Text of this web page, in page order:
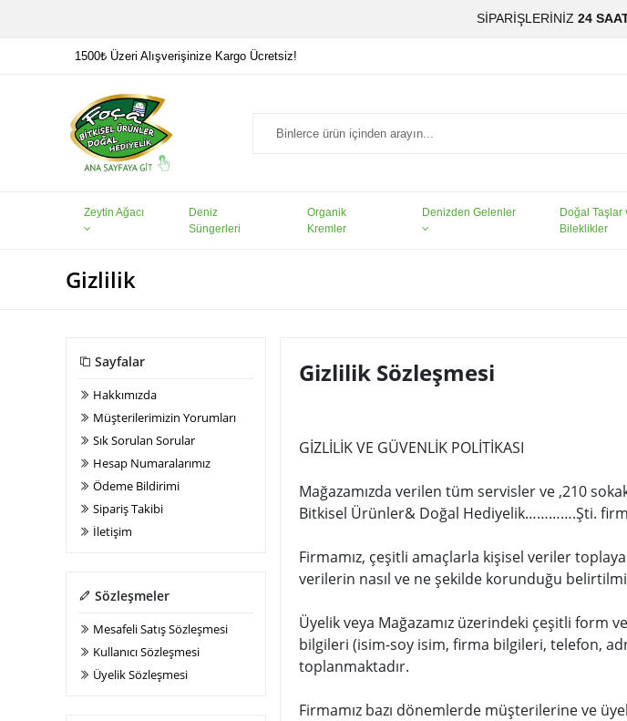
SİPARİŞLERİNİZ 24
1500₺ Üzeri Alışverişinize Kargo Ücretsiz!
Zeytin Ağacı
Deniz
Süngerleri
Organik
Kremler
Denizden Gelenler
Doğal Taşlar
Bileklikler
Gizlilik
Sayfalar
Hakkımızda
Müşterilerimizin Yorumları
Sık Sorulan Sorular
Hesap Numaralarımız
Ödeme Bildirimi
Sipariş Takibi
İletişim
Sözleşmeler
Mesafeli Satış Sözleşmesi
Kullanıcı Sözleşmesi
Üyelik Sözleşmesi
Gizlilik Sözleşmesi
GİZLİLİK VE GÜVENLİK POLİTİKASI
Mağazamızda verilen tüm servisler ve ,210
Bitkisel Ürünler& Doğal Hediyelik………….Şti.
Firmamız, çeşitli amaçlarla kişisel veriler
verilerin nasıl ve ne şekilde korunduğu
Üyelik veya Mağazamız üzerindeki çeşitli form
bilgileri (isim-soy isim, firma bilgileri, telefon,
toplanmaktadır.
Firmamız bazı dönemlerde müşterilerine ve